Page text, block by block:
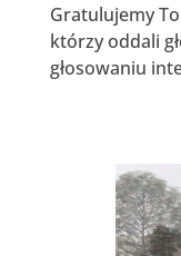
Gratulujemy
którzy oddali
głosowaniu